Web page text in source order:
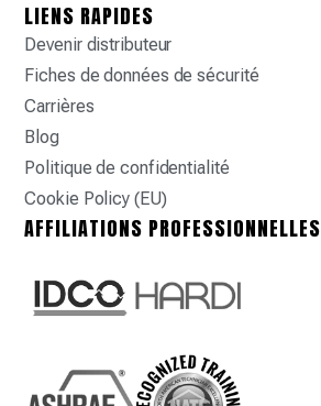
LIENS RAPIDES
Devenir distributeur
Fiches de données de sécurité
Carrières
Blog
Politique de confidentialité
Cookie Policy (EU)
AFFILIATIONS PROFESSIONNELLES